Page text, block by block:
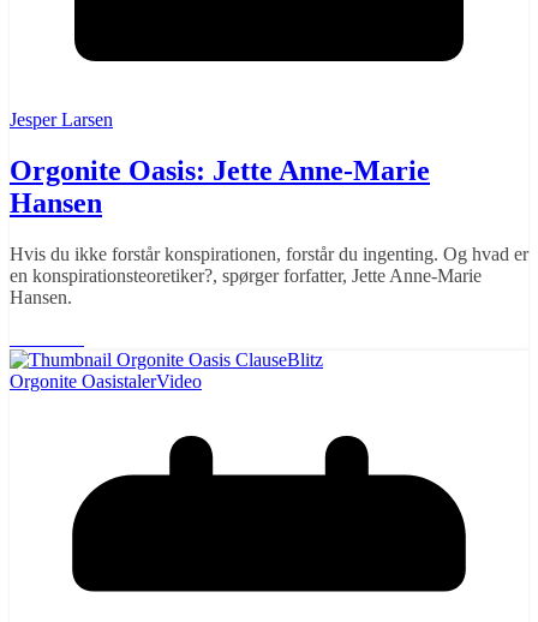
Jesper Larsen
Orgonite Oasis: Jette Anne-Marie
Hansen
Hvis du ikke forstår konspirationen, forstår du ingenting. Og hvad er
en konspirationsteoretiker?, spørger forfatter, Jette Anne-Marie
Hansen.
Orgonite OasistalerVideo